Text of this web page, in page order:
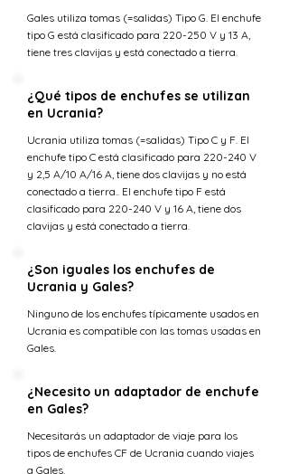
Gales utiliza tomas (=salidas) Tipo G. El enchufe
tipo G está clasificado para 220-250 V y 13 A,
tiene tres clavijas y está conectado a tierra.
¿Qué tipos de enchufes se utilizan
en Ucrania?
Ucrania utiliza tomas (=salidas) Tipo C y F. El
enchufe tipo C está clasificado para 220-240 V
y 2,5 A/10 A/16 A, tiene dos clavijas y no está
conectado a tierra.. El enchufe tipo F está
clasificado para 220-240 V y 16 A, tiene dos
clavijas y está conectado a tierra.
¿Son iguales los enchufes de
Ucrania y Gales?
Ninguno de los enchufes típicamente usados en
Ucrania es compatible con las tomas usadas en
Gales.
¿Necesito un adaptador de enchufe
en Gales?
Necesitarás un adaptador de viaje para los
tipos de enchufes CF de Ucrania cuando viajes
a Gales.